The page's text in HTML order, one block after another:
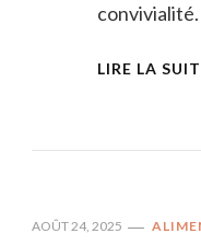
LIRE LA
AOÛT 24, 2025